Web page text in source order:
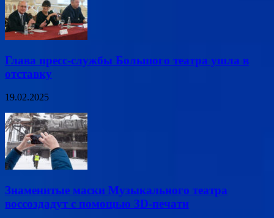
Глава пресс-службы Большого театра ушла в
отставку
19.02.2025
Знаменитые маски Музыкального театра
воссоздадут с помощью 3D-печати